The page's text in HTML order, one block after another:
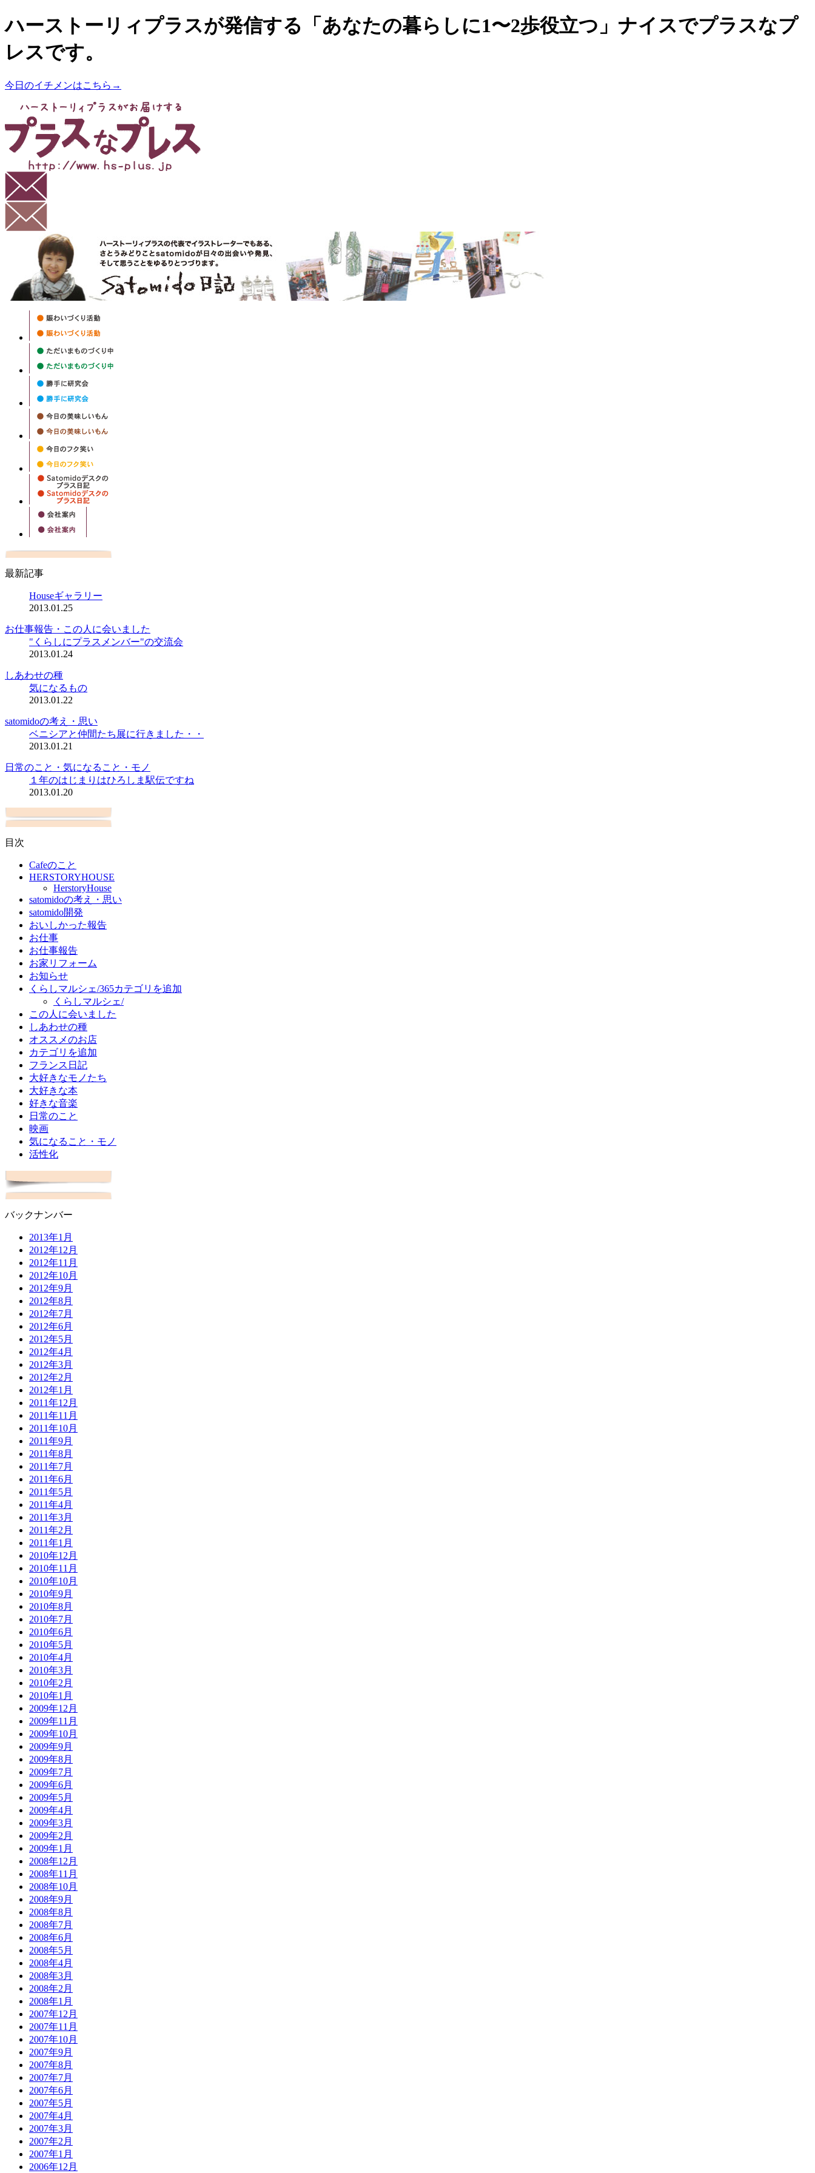
ハーストーリィプラスが発信する「あなたの暮らしに1〜2歩役立つ」ナイスでプラスなプ
レスです。
今日のイチメンはこちら→
最新記事
Houseギャラリー
2013.01.25
お仕事報告・この人に会いました
"くらしにプラスメンバー"の交流会
2013.01.24
しあわせの種
気になるもの
2013.01.22
satomidoの考え・思い
ベニシアと仲間たち展に行きました・・
2013.01.21
日常のこと・気になること・モノ
１年のはじまりはひろしま駅伝ですね
2013.01.20
目次
Cafeのこと
HERSTORYHOUSE
HerstoryHouse
satomidoの考え・思い
satomido開発
おいしかった報告
お仕事
お仕事報告
お家リフォーム
お知らせ
くらしマルシェ/365カテゴリを追加
くらしマルシェ/
この人に会いました
しあわせの種
オススメのお店
カテゴリを追加
フランス日記
大好きなモノたち
大好きな本
好きな音楽
日常のこと
映画
気になること・モノ
活性化
バックナンバー
2013年1月
2012年12月
2012年11月
2012年10月
2012年9月
2012年8月
2012年7月
2012年6月
2012年5月
2012年4月
2012年3月
2012年2月
2012年1月
2011年12月
2011年11月
2011年10月
2011年9月
2011年8月
2011年7月
2011年6月
2011年5月
2011年4月
2011年3月
2011年2月
2011年1月
2010年12月
2010年11月
2010年10月
2010年9月
2010年8月
2010年7月
2010年6月
2010年5月
2010年4月
2010年3月
2010年2月
2010年1月
2009年12月
2009年11月
2009年10月
2009年9月
2009年8月
2009年7月
2009年6月
2009年5月
2009年4月
2009年3月
2009年2月
2009年1月
2008年12月
2008年11月
2008年10月
2008年9月
2008年8月
2008年7月
2008年6月
2008年5月
2008年4月
2008年3月
2008年2月
2008年1月
2007年12月
2007年11月
2007年10月
2007年9月
2007年8月
2007年7月
2007年6月
2007年5月
2007年4月
2007年3月
2007年2月
2007年1月
2006年12月